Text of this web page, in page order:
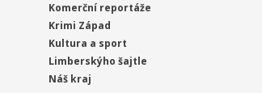
Komerční reportáže
Krimi Západ
Kultura a sport
Limberskýho šajtle
Náš kraj